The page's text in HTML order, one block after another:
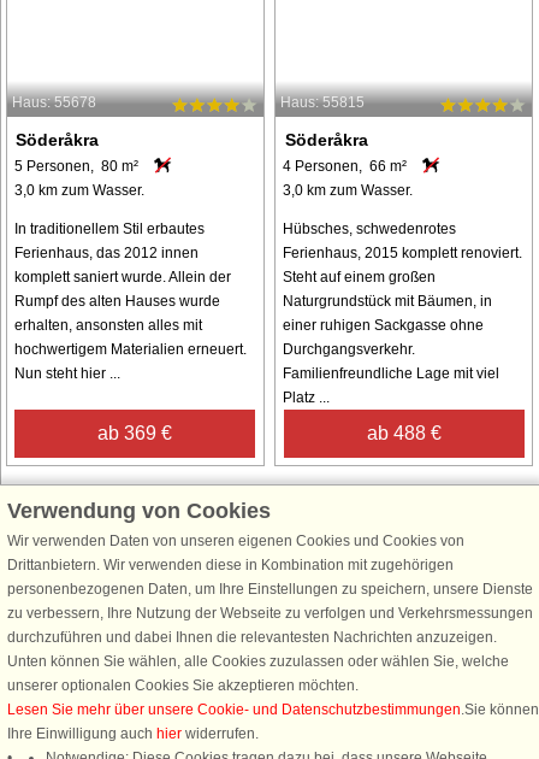
Haus: 55678
Söderåkra
5 Personen, 80 m²
3,0 km zum Wasser.
In traditionellem Stil erbautes
Ferienhaus, das 2012 innen
komplett saniert wurde. Allein der
Rumpf des alten Hauses wurde
erhalten, ansonsten alles mit
hochwertigem Materialien erneuert.
Nun steht hier ...
ab 369 €
Haus: 55815
Söderåkra
4 Personen, 66 m²
3,0 km zum Wasser.
Hübsches, schwedenrotes
Ferienhaus, 2015 komplett renoviert.
Steht auf einem großen
Naturgrundstück mit Bäumen, in
einer ruhigen Sackgasse ohne
Durchgangsverkehr.
Familienfreundliche Lage mit viel
Platz ...
ab 488 €
Schließen Sie sich 100.000 Ferienhaus-Fans an
Erhalten Sie einen Willkommensgutschein von 25 €für Ihren nächsten
Ferienhausurlaub - melden Sie sich einfach für den DanCenter Newsletter
an. Verpassen Sie nie wieder exklusive Angebote, Gewinnspiele und
Urlaubstipps!
Verwendung von Cookies
Wir verwenden Daten von unseren eigenen Cookies und Cookies von
Drittanbietern. Wir verwenden diese in Kombination mit zugehörigen
personenbezogenen Daten, um Ihre Einstellungen zu speichern, unsere Dienste
zu verbessern, Ihre Nutzung der Webseite zu verfolgen und Verkehrsmessungen
durchzuführen und dabei Ihnen die relevantesten Nachrichten anzuzeigen.
Unten können Sie wählen, alle Cookies zuzulassen oder wählen Sie, welche
unserer optionalen Cookies Sie akzeptieren möchten.
Lesen Sie mehr über unsere Cookie- und Datenschutzbestimmungen.Sie können
Ihre Einwilligung auch hier widerrufen.